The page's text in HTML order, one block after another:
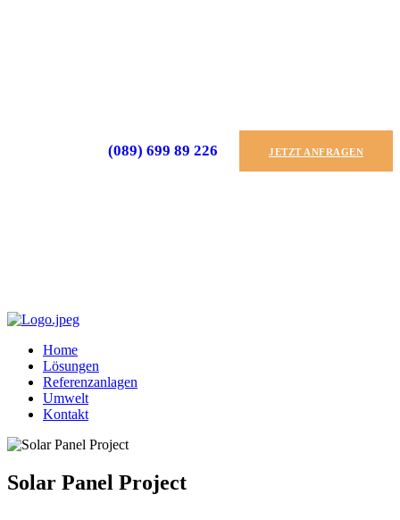
(089) 699 89 226 JETZT ANFRAGEN
Home
Lösungen
Referenzanlagen
Umwelt
Kontakt
Solar Panel Project